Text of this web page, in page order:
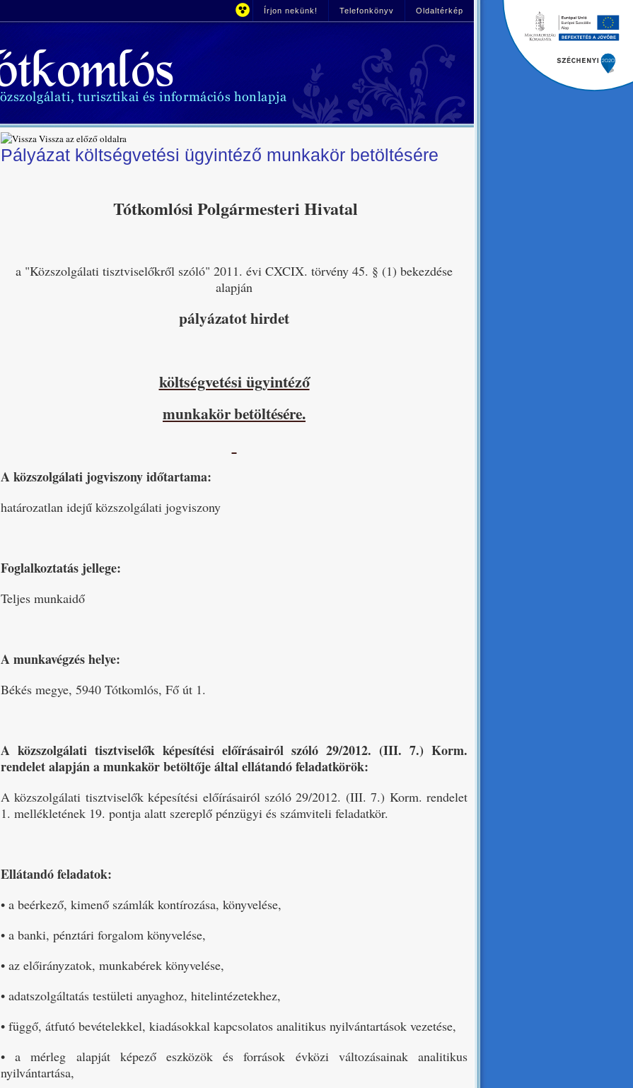
Írjon nekünk! Telefonkönyv Oldaltérkép
Vissza az előző oldalra
Pályázat költségvetési ügyintéző munkakör betöltésére
Tótkomlósi Polgármesteri Hivatal
a "Közszolgálati tisztviselőkről szóló" 2011. évi CXCIX. törvény 45. § (1) bekezdése
alapján
pályázatot hirdet
költségvetési ügyintéző
munkakör betöltésére.
A közszolgálati jogviszony időtartama:
határozatlan idejű közszolgálati jogviszony
Foglalkoztatás jellege:
Teljes munkaidő
A munkavégzés helye:
Békés megye, 5940 Tótkomlós, Fő út 1.
A közszolgálati tisztviselők képesítési előírásairól szóló 29/2012. (III. 7.) Korm.
rendelet alapján a munkakör betöltője által ellátandó feladatkörök:
A közszolgálati tisztviselők képesítési előírásairól szóló 29/2012. (III. 7.) Korm. rendelet
1. mellékletének 19. pontja alatt szereplő pénzügyi és számviteli feladatkör.
Ellátandó feladatok:
• a beérkező, kimenő számlák kontírozása, könyvelése,
• a banki, pénztári forgalom könyvelése,
• az előirányzatok, munkabérek könyvelése,
• adatszolgáltatás testületi anyaghoz, hitelintézetekhez,
• függő, átfutó bevételekkel, kiadásokkal kapcsolatos analitikus nyilvántartások vezetése,
• a mérleg alapját képező eszközök és források évközi változásainak analitikus
nyilvántartása,